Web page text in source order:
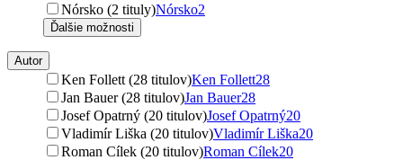
Nórsko (2 tituly)Nórsko2
Ďalšie možnosti
Autor
Ken Follett (28 titulov)Ken Follett28
Jan Bauer (28 titulov)Jan Bauer28
Josef Opatrný (20 titulov)Josef Opatrný20
Vladimír Liška (20 titulov)Vladimír Liška20
Roman Cílek (20 titulov)Roman Cílek20